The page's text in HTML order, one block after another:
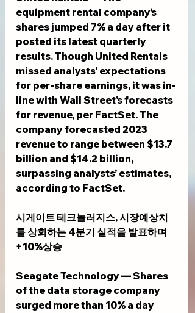
equipment rental company’s
shares jumped 7% a day after it
posted its latest quarterly
results. Though United Rentals
missed analysts’ expectations
for per-share earnings, it was in-
line with Wall Street’s forecasts
for revenue, per FactSet. The
company forecasted 2023
revenue to range between $13.7
billion and $14.2 billion,
surpassing analysts’ estimates,
according to FactSet.
시게이트 테크놀러지스, 시장예상치
를 상회하는 4분기 실적을 발표하며
+10%상승
Seagate Technology — Shares
of the data storage company
surged more than 10% a day